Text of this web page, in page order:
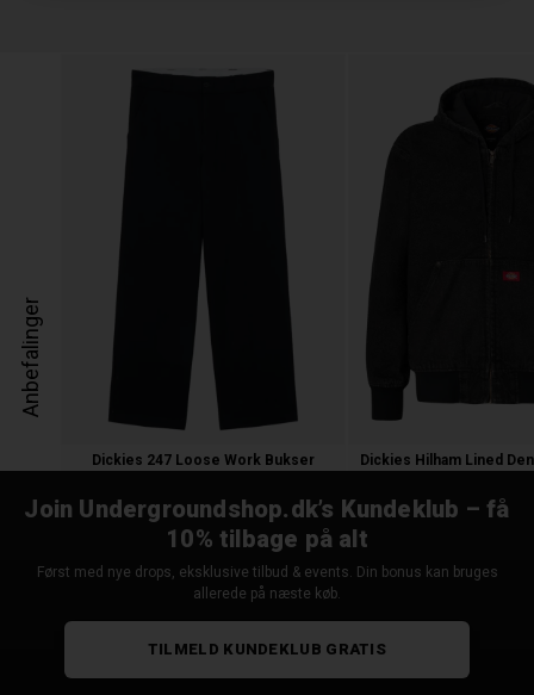
Anbefalinger
Dickies 247 Loose Work Bukser
Join Undergroundshop.dk’s Kundeklub – få
10% tilbage på alt
Først med nye drops, eksklusive tilbud & events. Din bonus kan bruges
allerede på næste køb.
TILMELD KUNDEKLUB GRATIS